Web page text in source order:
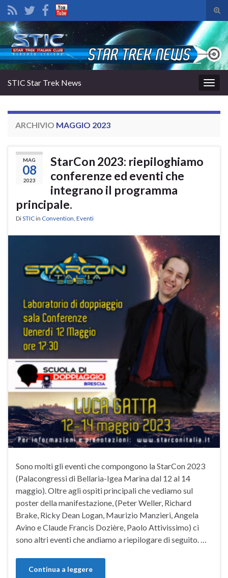
il
di
Search for:
la
STIC Star Trek News
ARCHIVIO MAGGIO 2023
MAG
08
2023
StarCon 2023: riepiloghiamo
conferenze ed eventi che
integrano il programma
principale.
DiSTICin Convention Eventi
Sono molti gli eventi che compongono la StarCon 2023
(Palacongressi di Bellaria-Igea Marina dal 12 al 14
maggio). Oltre agli ospiti principali che vediamo sul
poster della manifestazione, (Peter Weller, Richard
Brake, Ricky Dean Logan, Maurizio Manzieri, Angela
Avino e Claude Francis Dozière, Paolo Attivissimo) ci
sono altri eventi che andiamo a riepilogare di seguito. …
Continua a leggere